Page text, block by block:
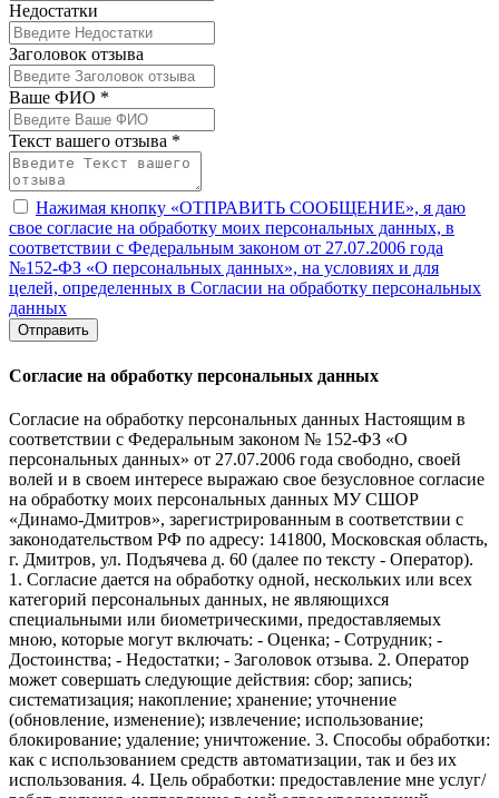
Недостатки
Заголовок отзыва
Ваше ФИО *
Текст вашего отзыва *
Нажимая кнопку «ОТПРАВИТЬ СООБЩЕНИЕ», я даю
свое согласие на обработку моих персональных данных, в
соответствии с Федеральным законом от 27.07.2006 года
№152-ФЗ «О персональных данных», на условиях и для
целей, определенных в Согласии на обработку персональных
данных
Отправить
Согласие на обработку персональных данных
Согласие на обработку персональных данных Настоящим в
соответствии с Федеральным законом № 152-ФЗ «О
персональных данных» от 27.07.2006 года свободно, своей
волей и в своем интересе выражаю свое безусловное согласие
на обработку моих персональных данных МУ СШОР
«Динамо-Дмитров», зарегистрированным в соответствии с
законодательством РФ по адресу: 141800, Московская область,
г. Дмитров, ул. Подъячева д. 60 (далее по тексту - Оператор).
1. Согласие дается на обработку одной, нескольких или всех
категорий персональных данных, не являющихся
специальными или биометрическими, предоставляемых
мною, которые могут включать: - Оценка; - Сотрудник; -
Достоинства; - Недостатки; - Заголовок отзыва. 2. Оператор
может совершать следующие действия: сбор; запись;
систематизация; накопление; хранение; уточнение
(обновление, изменение); извлечение; использование;
блокирование; удаление; уничтожение. 3. Способы обработки:
как с использованием средств автоматизации, так и без их
использования. 4. Цель обработки: предоставление мне услуг/